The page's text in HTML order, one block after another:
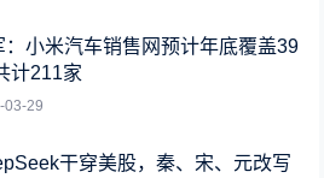
：小米汽车销售网预计年底覆盖39
计211家
03-29
干穿美股，秦、宋、元改写